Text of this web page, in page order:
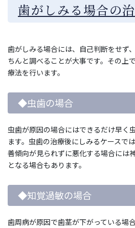
歯がしみる場合の
歯がしみる場合には、自己判断をせず
ちんと調べることが大事です。その上
療法を行います。
◆虫歯の場合
虫歯が原因の場合にはできるだけ早く
ます。虫歯の治療後にしみるケースで
善傾向が見られずに悪化する場合には
となる場合もあります。
◆知覚過敏の場合
歯周病が原因で歯茎が下がっている場